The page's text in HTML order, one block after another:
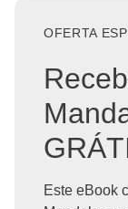
OFERTA
Este eBook